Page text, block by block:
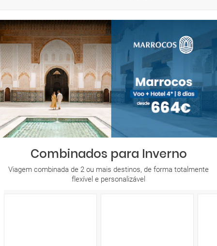
Combinados para Inverno
Viagem combinada de 2 ou mais destinos, de forma totalmente
flexível e personalizável